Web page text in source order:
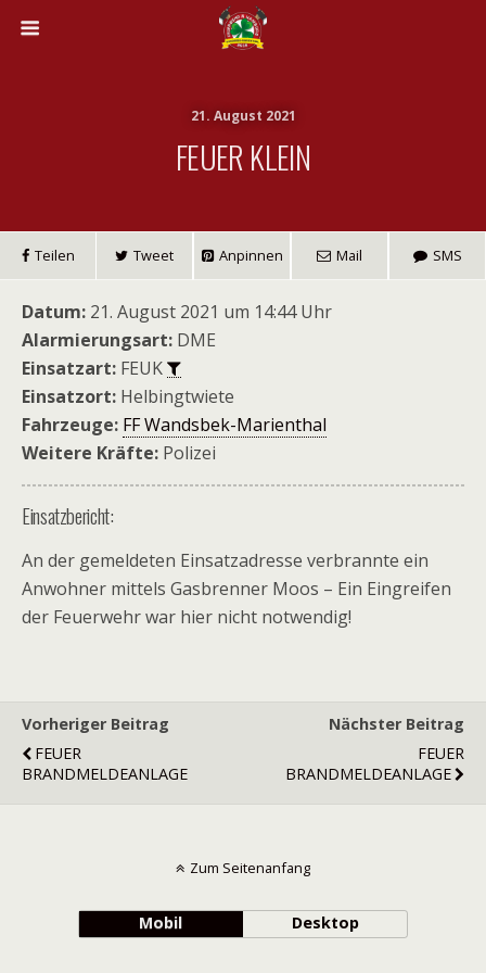
21. August 2021
FEUER KLEIN
Teilen Tweet Anpinnen Mail SMS
Datum: 21. August 2021 um 14:44 Uhr
Alarmierungsart: DME
Einsatzart: FEUK
Einsatzort: Helbingtwiete
Fahrzeuge: FF Wandsbek-Marienthal
Weitere Kräfte: Polizei
Einsatzbericht:
An der gemeldeten Einsatzadresse verbrannte ein
Anwohner mittels Gasbrenner Moos – Ein Eingreifen
der Feuerwehr war hier nicht notwendig!
Vorheriger Beitrag
FEUER
BRANDMELDEANLAGE
Nächster Beitrag
FEUER
BRANDMELDEANLAGE
Zum Seitenanfang
Mobil Desktop